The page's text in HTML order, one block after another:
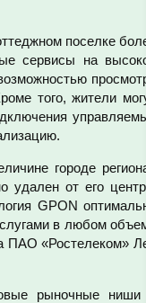
поселке
сервисы на
того, жители
городе
удален от его
GPON
в любом
ПАО «Ростелеком»
рыночные